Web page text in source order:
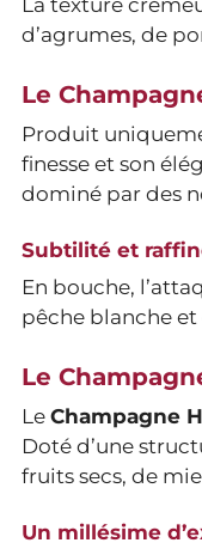
La texture
d’agrumes, de
Le
Produit
finesse et son
dominé par des
Subtilité et
En bouche,
pêche blanche et
Le
Le Champagne
Doté d’une
fruits secs, de
Un millésime